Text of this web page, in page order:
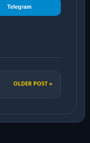
Telegram
OLDER POST »